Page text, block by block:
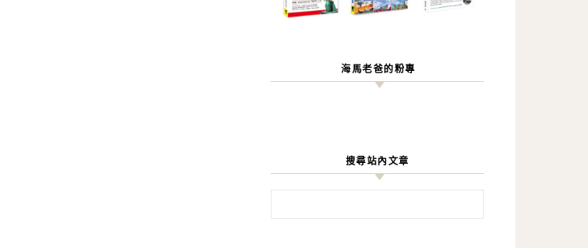
海馬老爸的粉專
搜尋站內文章